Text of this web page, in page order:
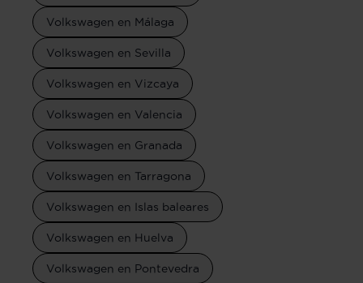
Volkswagen en Málaga
Volkswagen en Sevilla
Volkswagen en Vizcaya
Volkswagen en Valencia
Volkswagen en Granada
Volkswagen en Tarragona
Volkswagen en Islas baleares
Volkswagen en Huelva
Volkswagen en Pontevedra